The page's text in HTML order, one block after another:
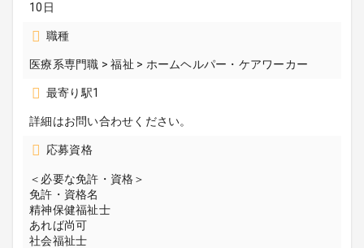
10日
職種
医療系専門職 > 福祉 > ホームヘルパー・ケアワーカー
最寄り駅1
詳細はお問い合わせください。
応募資格
＜必要な免許・資格＞
免許・資格名
精神保健福祉士
あれば尚可
社会福祉士